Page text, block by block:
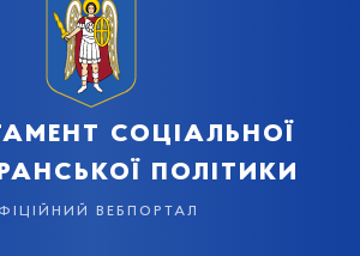
соціальної
політики
вебпортал